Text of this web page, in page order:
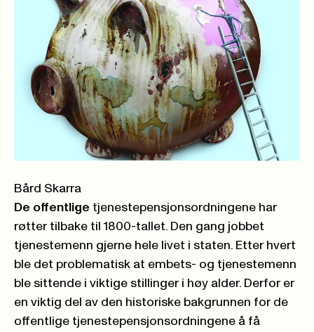
Bård Skarra
De offentlige tjenestepensjonsordningene har
røtter tilbake til 1800-tallet. Den gang jobbet
tjenestemenn gjerne hele livet i staten. Etter hvert
ble det problematisk at embets- og tjenestemenn
ble sittende i viktige stillinger i høy alder. Derfor er
en viktig del av den historiske bakgrunnen for de
offentlige tjenestepensjonsordningene å få